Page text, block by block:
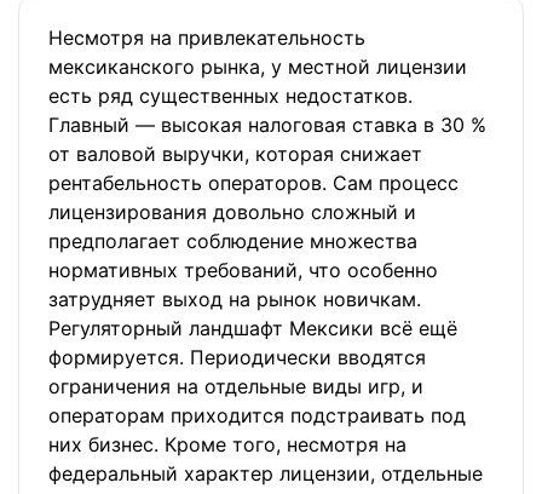
Несмотря на привлекательность
мексиканского рынка, у местной лицензии
есть ряд существенных недостатков.
Главный — высокая налоговая ставка в 30 %
от валовой выручки, которая снижает
рентабельность операторов. Сам процесс
лицензирования довольно сложный и
предполагает соблюдение множества
нормативных требований, что особенно
затрудняет выход на рынок новичкам.
Регуляторный ландшафт Мексики всё ещё
формируется. Периодически вводятся
ограничения на отдельные виды игр, и
операторам приходится подстраивать под
них бизнес. Кроме того, несмотря на
федеральный характер лицензии, отдельные